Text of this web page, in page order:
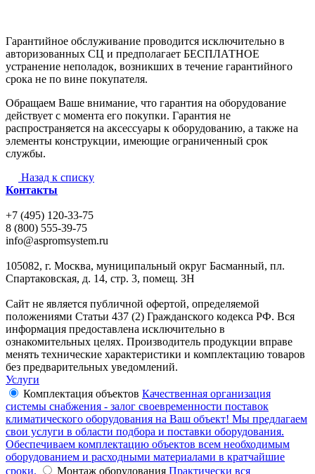
Гарантийное обслуживание проводится исключительно в
авторизованных СЦ и предполагает БЕСПЛАТНОЕ
устранение неполадок, возникших в течение гарантийного
срока не по вине покупателя.
Обращаем Ваше внимание, что гарантия на оборудование
действует с момента его покупки. Гарантия не
распространяется на аксессуары к оборудованию, а также на
элементы конструкции, имеющие ограниченный срок
службы.
Назад к списку
Контакты
+7 (495) 120-33-75
8 (800) 555-39-75
info@aspromsystem.ru
105082, г. Москва, муниципальный округ Басманный, пл.
Спартаковская, д. 14, стр. 3, помещ. 3Н
Сайт не является публичной офертой, определяемой
положениями Статьи 437 (2) Гражданского кодекса РФ. Вся
информация предоставлена исключительно в
ознакомительных целях. Производитель продукции вправе
менять технические характеристики и комплектацию товаров
без предварительных уведомлений.
Услуги
Комплектация объектов Качественная организация
системы снабжения - залог своевременности поставок
климатического оборудования на Ваш объект! Мы предлагаем
свои услуги в области подбора и поставки оборудования.
Обеспечиваем комплектацию объектов всем необходимым
оборудованием и расходными материалами в кратчайшие
сроки.
Монтаж оборудования Практически вся